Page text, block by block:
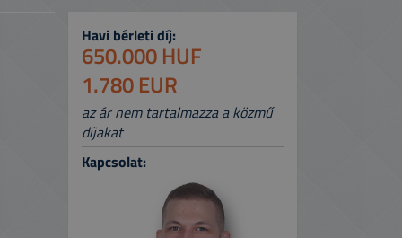
ALKALMAZÁSUNKAT >
bárhol, bármikor, naprakészen!
Havi bérleti díj:
650.000 HUF
1.780 EUR
az ár nem tartalmazza a közmű
díjakat
Kapcsolat: